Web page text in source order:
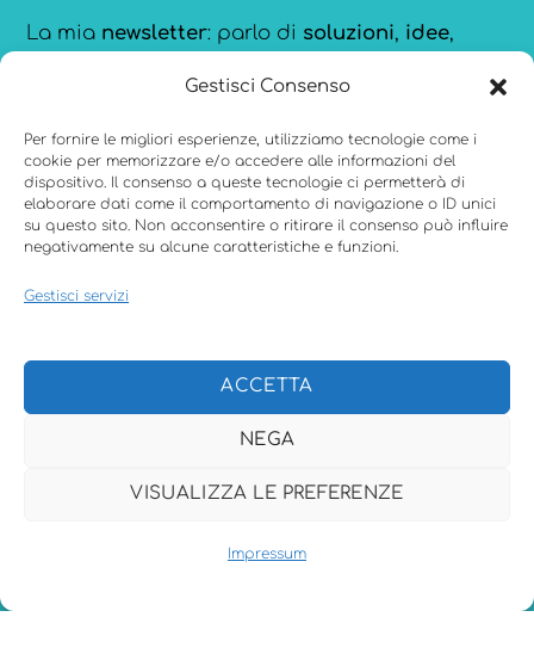
Gestisci Consenso
Per fornire le migliori esperienze, utilizziamo tecnologie come i
cookie per memorizzare e/o accedere alle informazioni del
dispositivo. Il consenso a queste tecnologie ci permetterà di
elaborare dati come il comportamento di navigazione o ID unici
su questo sito. Non acconsentire o ritirare il consenso può influire
negativamente su alcune caratteristiche e funzioni.
Gestisci servizi
ACCETTA
NEGA
VISUALIZZA LE PREFERENZE
Impressum
La mia newsletter: parlo di soluzioni, idee,
aggiornata sulle novità diCanva.
Menu